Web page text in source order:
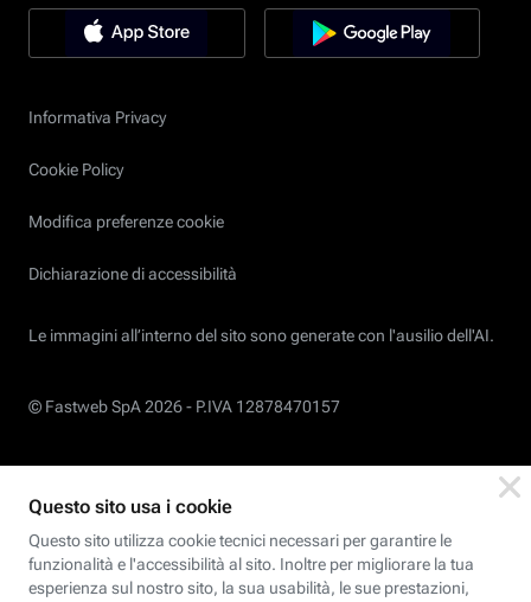
Informativa Privacy
Cookie Policy
Modifica preferenze cookie
Dichiarazione di accessibilità
Le immagini all’interno del sito sono generate con l'ausilio dell'AI.
© Fastweb SpA 2026 - P.IVA 12878470157